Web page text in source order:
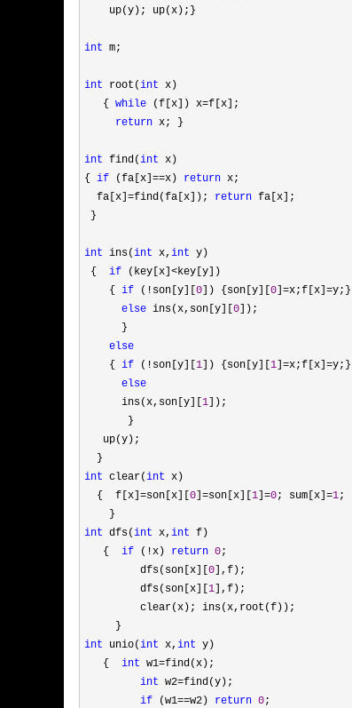
    up(y); up(x);}
int m;
int root(int x)
   {
while (f[x]) x=f[x];
return x; }
int find(int x)
{ if (fa[x]==x) return x;
  fa[x]
=find(fa[x]); return fa[x];
}
int ins(int x, int y)
{ if (key[x]<key[y])
    {
if (!son[y][ 0 ]) {son[y][ 0 ]=x;f[x]=y;}
else ins(x,son[y][ 0 ]);
      }
else
    {
if (!son[y][ 1 ]) {son[y][ 1 ]=x;f[x]=y;}
else
      ins(x,son[y][
1 ]);
       }
   up(y);
int clear(int x)
  {  f[x]
=son[x][ 0 ]=son[x][ 1 ]=0; sum[x]=1;
int dfs(int x, int f)
   {
if (!x) return 0;
         dfs(son[x][
0 ],f);
         dfs(son[x][
1 ],f);
         clear(x); ins(x,root(f));
int unio(int x, int y)
   {
int w1=find(x);
int w2=find(y);
if (w1==w2) return 0;